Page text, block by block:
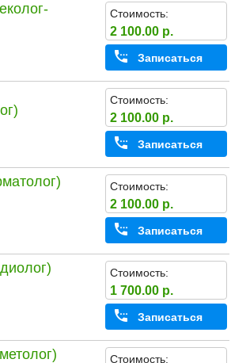
Стоимость:
2 100.00 р.
Записаться
Стоимость:
2 100.00 р.
Записаться
Стоимость:
2 100.00 р.
Записаться
Стоимость:
1 700.00 р.
Записаться
Стоимость: